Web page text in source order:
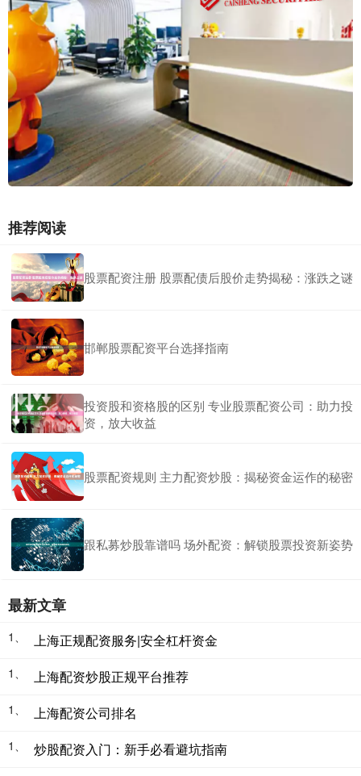
推荐阅读
股票配资注册 股票配债后股价走势揭秘：涨跌之谜
邯郸股票配资平台选择指南
投资股和资格股的区别 专业股票配资公司：助力投
资，放大收益
股票配资规则 主力配资炒股：揭秘资金运作的秘密
跟私募炒股靠谱吗 场外配资：解锁股票投资新姿势
最新文章
1、 上海正规配资服务|安全杠杆资金
1、 上海配资炒股正规平台推荐
1、 上海配资公司排名
1、 炒股配资入门：新手必看避坑指南